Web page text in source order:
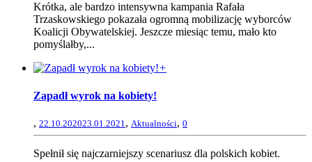
Krótka, ale bardzo intensywna kampania Rafała
Trzaskowskiego pokazała ogromną mobilizację wyborców
Koalicji Obywatelskiej. Jeszcze miesiąc temu, mało kto
pomyślałby,...
+
Zapadł wyrok na kobiety!
, 22.10.202023.01.2021 , Aktualności, 0
Spełnił się najczarniejszy scenariusz dla polskich kobiet.